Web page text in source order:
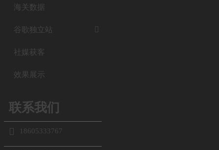
海关数据
谷歌独立站 
社媒获客
效果展示
联系我们
 18605333767